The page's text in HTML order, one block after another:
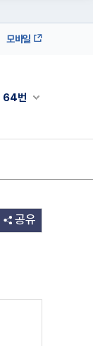
모바일
채널안내 펼쳐
64번
공유